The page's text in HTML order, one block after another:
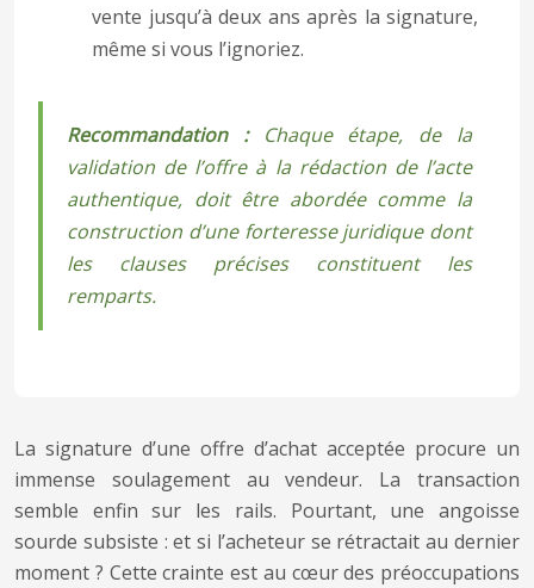
vente jusqu’à deux ans après la signature,
même si vous l’ignoriez.
Recommandation :Chaque étape, de la
validation de l’offre à la rédaction de l’acte
authentique, doit être abordée comme la
construction d’une forteresse juridique dont
les clauses précises constituent les
remparts.
La signature d’une offre d’achat acceptée procure un
immense soulagement au vendeur. La transaction
semble enfin sur les rails. Pourtant, une angoisse
sourde subsiste : et si l’acheteur se rétractait au dernier
moment ? Cette crainte est au cœur des préoccupations